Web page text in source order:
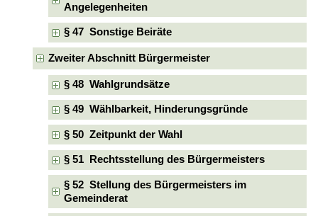
Angelegenheiten
§ 47 Sonstige Beiräte
Zweiter Abschnitt Bürgermeister
§ 48 Wahlgrundsätze
§ 49 Wählbarkeit, Hinderungsgründe
§ 50 Zeitpunkt der Wahl
§ 51 Rechtsstellung des Bürgermeisters
§ 52 Stellung des Bürgermeisters im
Gemeinderat